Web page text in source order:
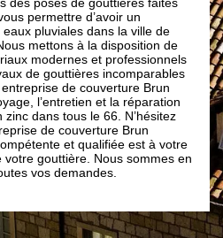
permettre d’avoir un
pluviales dans la ville de
mettons à la disposition de
modernes et professionnels
de gouttières incomparables
de couverture Brun
l’entretien et la réparation
dans tous le 66. N’hésitez
de couverture Brun
et qualifiée est à votre
votre gouttière. Nous sommes en
vos demandes.
à
de